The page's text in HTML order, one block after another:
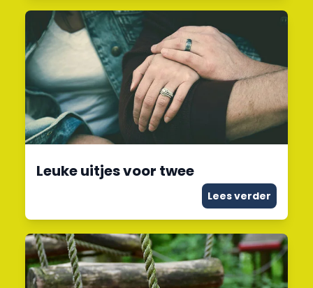
Leuke uitjes voor twee
Lees verder